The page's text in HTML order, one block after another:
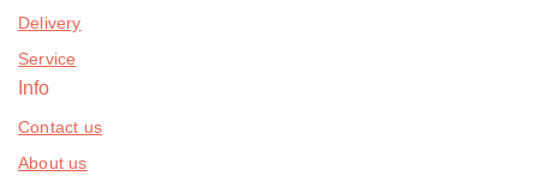
Delivery
Service
Info
Contact us
About us